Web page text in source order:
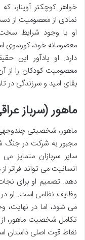
خواهر کوچکتر
نمادی از معصومیت از
او با وجود شرایط
معصومانه خود، کورسوی
دارد. او یادآور این
معصومیت کودکان را از
بقای امید و سرزندگی
ماهور (سرباز
ماهور، شخصیتی
مجبور به شرکت در جنگ
سایر سربازان متمایز
انسانیت می تواند فراتر
دهد. تصمیم او برای
وظایف نظامی است. او
می شود، اما در نهایت،
تکامل شخصیت ماهور،
نقاط قوت اصلی داستان